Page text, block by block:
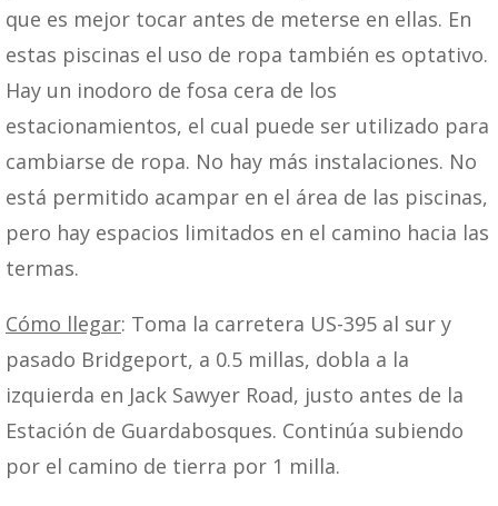
que es mejor tocar antes de meterse en ellas. En
estas piscinas el uso de ropa también es optativo.
Hay un inodoro de fosa cera de los
estacionamientos, el cual puede ser utilizado para
cambiarse de ropa. No hay más instalaciones. No
está permitido acampar en el área de las piscinas,
pero hay espacios limitados en el camino hacia las
termas.
Cómo llegar: Toma la carretera US-395 al sur y
pasado Bridgeport, a 0.5 millas, dobla a la
izquierda en Jack Sawyer Road, justo antes de la
Estación de Guardabosques. Continúa subiendo
por el camino de tierra por 1 milla.